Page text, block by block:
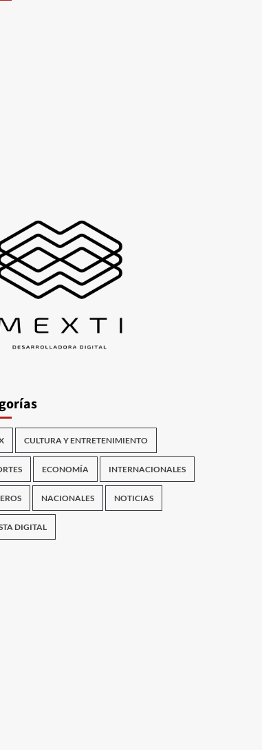
CULTURA Y ENTRETENIMIENTO
ECONOMÍA INTERNACIONALES
NACIONALES NOTICIAS
DIGITAL